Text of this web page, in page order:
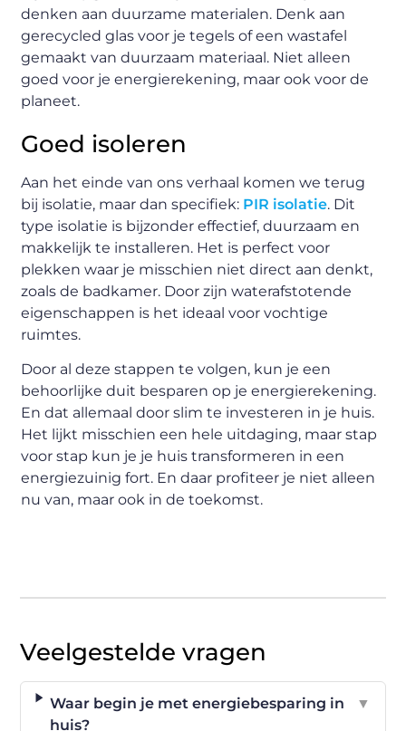
denken aan duurzame materialen. Denk aan
gerecycled glas voor je tegels of een wastafel
gemaakt van duurzaam materiaal. Niet alleen
goed voor je energierekening, maar ook voor de
planeet.
Goed isoleren
Aan het einde van ons verhaal komen we terug
bij isolatie, maar dan specifiek: PIR isolatie. Dit
type isolatie is bijzonder effectief, duurzaam en
makkelijk te installeren. Het is perfect voor
plekken waar je misschien niet direct aan denkt,
zoals de badkamer. Door zijn waterafstotende
eigenschappen is het ideaal voor vochtige
ruimtes.
Door al deze stappen te volgen, kun je een
behoorlijke duit besparen op je energierekening.
En dat allemaal door slim te investeren in je huis.
Het lijkt misschien een hele uitdaging, maar stap
voor stap kun je je huis transformeren in een
energiezuinig fort. En daar profiteer je niet alleen
nu van, maar ook in de toekomst.
Veelgestelde vragen
Waar begin je met energiebesparing in
huis?
▼